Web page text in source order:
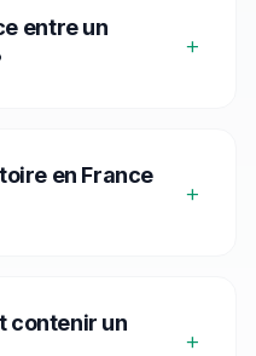
entre un
+
en France
+
contenir un
+